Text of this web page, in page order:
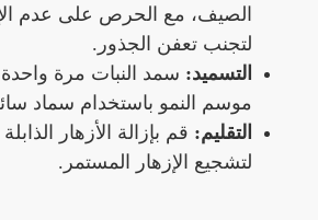
الصيف، مع الحرص على عدم
لتجنب تعفن الجذور.
التسميد: سمد النبات مرة
موسم النمو باستخدام سماد
التقليم: قم بإزالة الأزهار
لتشجيع الإزهار المستمر.